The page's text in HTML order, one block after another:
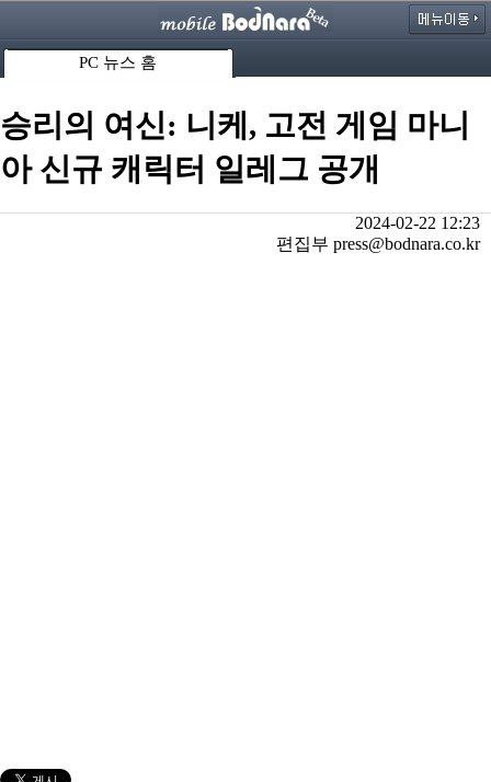
PC 뉴스 홈
승리의 여신: 니케, 고전 게임 마니
아 신규 캐릭터 일레그 공개
2024-02-22 12:23
편집부 press@bodnara.co.kr